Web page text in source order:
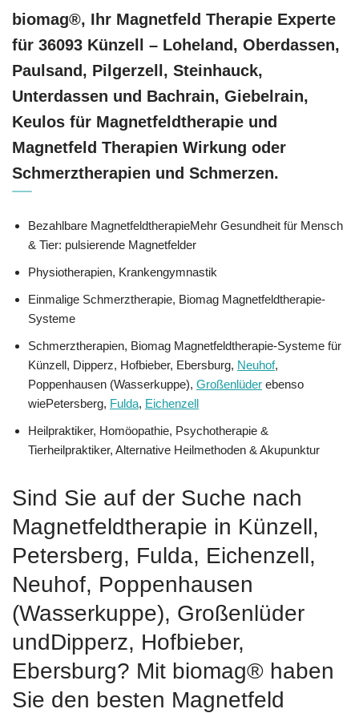
biomag®, Ihr Magnetfeld Therapie Experte
für 36093 Künzell – Loheland, Oberdassen,
Paulsand, Pilgerzell, Steinhauck,
Unterdassen und Bachrain, Giebelrain,
Keulos für Magnetfeldtherapie und
Magnetfeld Therapien Wirkung oder
Schmerztherapien und Schmerzen.
Bezahlbare MagnetfeldtherapieMehr Gesundheit für Mensch
& Tier: pulsierende Magnetfelder
Physiotherapien, Krankengymnastik
Einmalige Schmerztherapie, Biomag Magnetfeldtherapie-
Systeme
Schmerztherapien, Biomag Magnetfeldtherapie-Systeme für
Künzell, Dipperz, Hofbieber, Ebersburg, Neuhof,
Poppenhausen (Wasserkuppe), Großenlüder ebenso
wiePetersberg, Fulda, Eichenzell
Heilpraktiker, ‎Homöopathie, ‎Psychotherapie &
‎Tierheilpraktiker, Alternative Heilmethoden & Akupunktur
Sind Sie auf der Suche nach
Magnetfeldtherapie in Künzell,
Petersberg, Fulda, Eichenzell,
Neuhof, Poppenhausen
(Wasserkuppe), Großenlüder
undDipperz, Hofbieber,
Ebersburg? Mit biomag® haben
Sie den besten Magnetfeld